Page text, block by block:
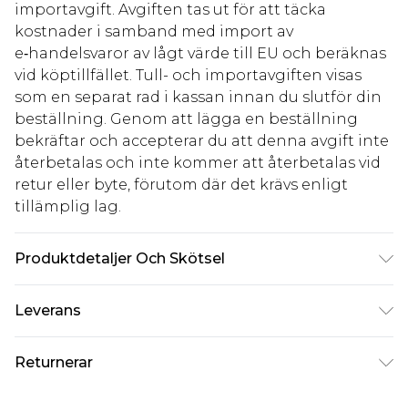
importavgift. Avgiften tas ut för att täcka
kostnader i samband med import av
e‑handelsvaror av lågt värde till EU och beräknas
vid köptillfället. Tull- och importavgiften visas
som en separat rad i kassan innan du slutför din
beställning. Genom att lägga en beställning
bekräftar och accepterar du att denna avgift inte
återbetalas och inte kommer att återbetalas vid
retur eller byte, förutom där det krävs enligt
tillämplig lag.
Produktdetaljer Och Skötsel
Leverans
Standardleverans Sverige
kr80
Returnerar